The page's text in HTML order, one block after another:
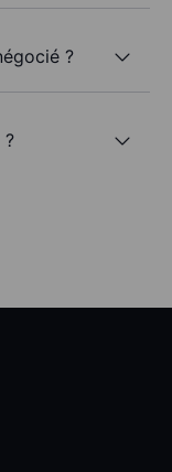
?
?